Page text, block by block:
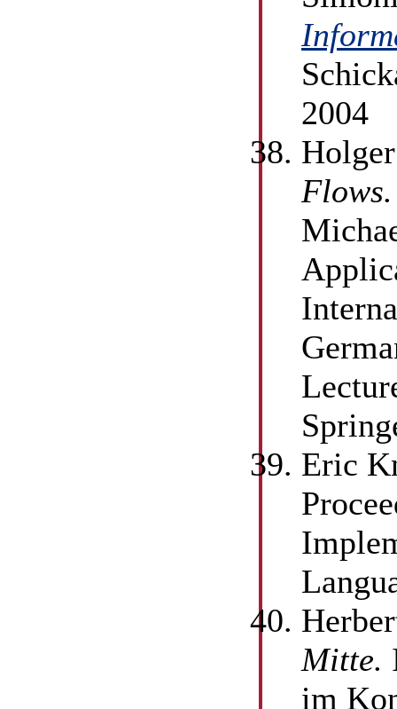
2004
Flows.
Eric
Mitte.
im